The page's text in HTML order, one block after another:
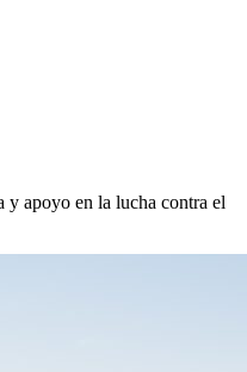
y apoyo en la lucha contra el